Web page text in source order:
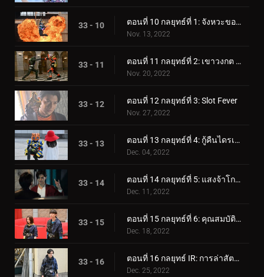
33 - 10 ตอนที่ 10 กลยุทธ์ที่ 1: จังหวะของโลกใหม่
Nov. 13, 2022
33 - 11 ตอนที่ 11 กลยุทธ์ที่ 2: เขาวงกต Jamato
Nov. 20, 2022
33 - 12 ตอนที่ 12 กลยุทธ์ที่ 3: Slot Fever
Nov. 27, 2022
33 - 13 ตอนที่ 13 กลยุทธ์ที่ 4: กู้คืนไดรเวอร์!
Dec. 04, 2022
33 - 14 ตอนที่ 14 กลยุทธ์ที่ 5: แสงจ้าโกรธ
Dec. 11, 2022
33 - 15 ตอนที่ 15 กลยุทธ์ที่ 6: คุณสมบัติคาเมนไรเดอร์
Dec. 18, 2022
33 - 16 ตอนที่ 16 กลยุทธ์ IR: การล่าสัตว์คิตสึเนะ
Dec. 25, 2022